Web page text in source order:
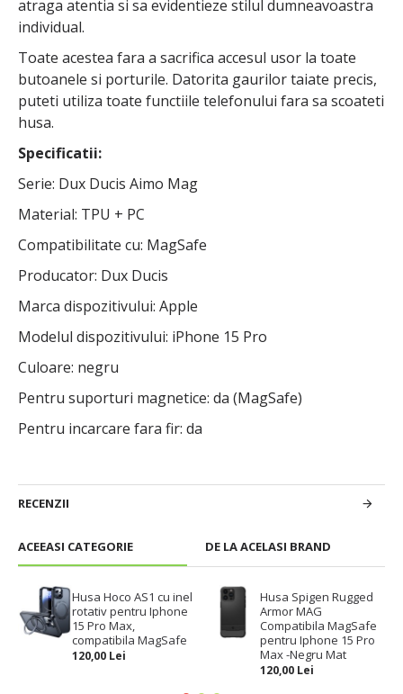
ACEEASI CATEGORIE DE LA ACELASI BRAND
Husa Hoco AS1 cu inel
rotativ pentru Iphone
15 Pro Max,
compatibila MagSafe
120,00 Lei
Husa Spigen Rugged
Armor MAG
Compatibila MagSafe
pentru Iphone 15 Pro
Max -Negru Mat
120,00 Lei
atraga atentia si sa evidentieze stilul dumneavoastra
individual.
Toate acestea fara a sacrifica accesul usor la toate
butoanele si porturile. Datorita gaurilor taiate precis,
puteti utiliza toate functiile telefonului fara sa scoateti
husa.
Specificatii:
Serie: Dux Ducis Aimo Mag
Material: TPU + PC
Compatibilitate cu: MagSafe
Producator: Dux Ducis
Marca dispozitivului: Apple
Modelul dispozitivului: iPhone 15 Pro
Culoare: negru
Pentru suporturi magnetice: da (MagSafe)
Pentru incarcare fara fir: da
RECENZII